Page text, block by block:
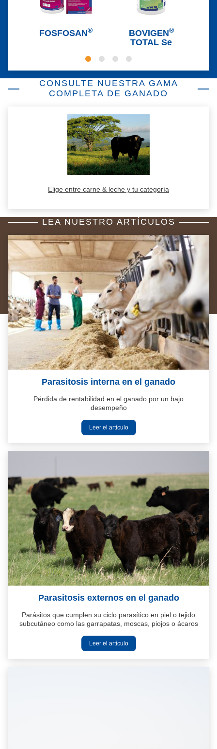
FOSFOSAN® BOVIGEN®
TOTAL Se
CONSULTE NUESTRA GAMA
COMPLETA DE GANADO
Elige entre carne & leche y tu categoría
LEA NUESTRO ARTÍCULOS
Parasitosis interna en el ganado
Pérdida de rentabilidad en el ganado por un bajo
desempeño
Leer el artículo
Parasitosis externos en el ganado
Parásitos que cumplen su ciclo parasítico en piel o tejido
subcutáneo como las garrapatas, moscas, piojos o ácaros
Leer el artículo